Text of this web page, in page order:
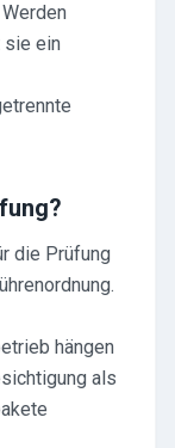
ein
die Prüfung
hängen
als